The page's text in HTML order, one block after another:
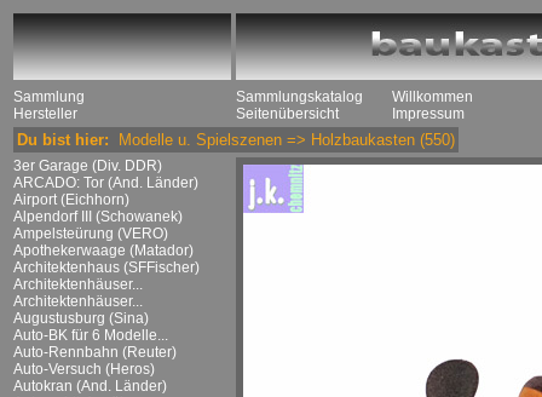
Sammlung
Hersteller
Sammlungskatalog
Seitenübersicht
Willkommen
Impressum
Du bist hier: Modelle u. Spielszenen => Holzbaukasten (550)
3er Garage (Div. DDR)
ARCADO: Tor (And. Länder)
Airport (Eichhorn)
Alpendorf III (Schowanek)
Ampelsteürung (VERO)
Apothekerwaage (Matador)
Architektenhaus (SFFischer)
Architektenhäuser...
Architektenhäuser...
Augustusburg (Sina)
Auto-BK für 6 Modelle...
Auto-Rennbahn (Reuter)
Auto-Versuch (Heros)
Autokran (And. Länder)